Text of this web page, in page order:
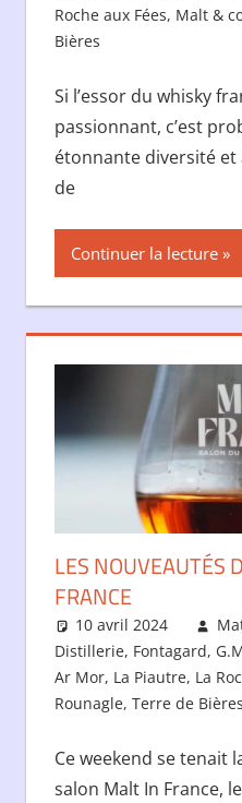
Roche aux Fées, Malt &
Bières
Si l’essor du whisky
passionnant, c’est
étonnante diversité et
de
Continuer la lecture
LES NOUVEAUTÉS
FRANCE
10 avril 2024
Distillerie, Fontagard,
Ar Mor, La Piautre, La
Rounagle, Terre de Bières
Ce weekend se tenait
salon Malt In France,